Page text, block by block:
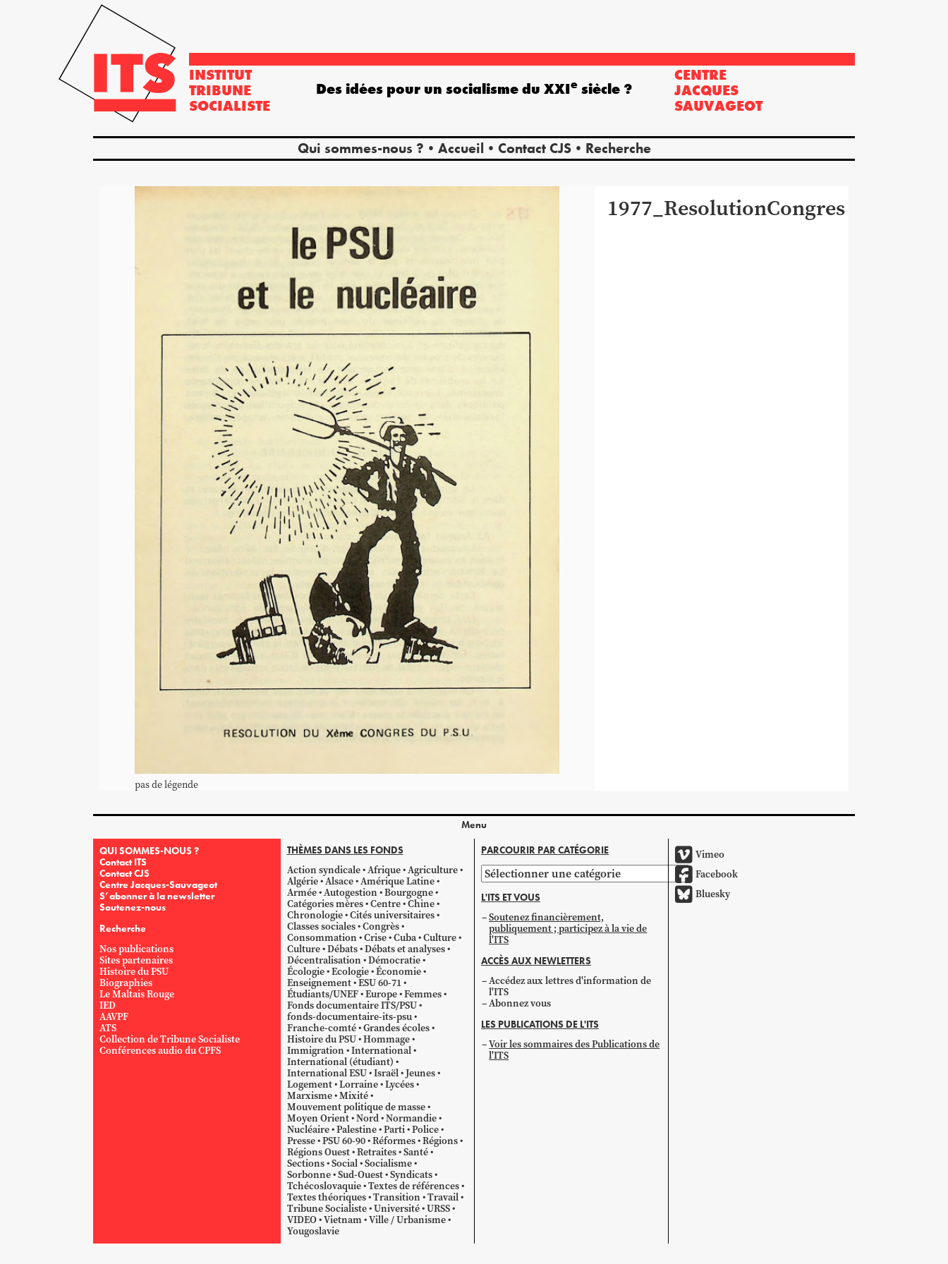
INSTITUT
TRIBUNE
SOCIALISTE
CENTRE
JACQUES
SAUVAGEOT
Qui sommes-nous ? Accueil Contact CJS Recherche
Des idées pour un socialisme du XXIe siècle ?
1977_ResolutionCongres
pas de légende
Menu
QUI SOMMES-NOUS ?
Contact ITS
Contact CJS
Centre Jacques-Sauvageot
S’abonner à la newsletter
Soutenez-nous
Recherche
Nos publications
Sites partenaires
Histoire du PSU
Biographies
Le Maltais Rouge
IED
AAVPF
ATS
Collection de Tribune Socialiste
Conférences audio du CPFS
THÈMES DANS LES FONDS
Action syndicale Afrique Agriculture
Algérie Alsace Amérique Latine
Armée Autogestion Bourgogne
Catégories mères Centre Chine
Chronologie Cités universitaires
Classes sociales Congrès
Consommation Crise Cuba Culture
Culture Débats Débats et analyses
Décentralisation Démocratie
Écologie Ecologie Économie
Enseignement ESU 60-71
Étudiants/UNEF Europe Femmes
Fonds documentaire ITS/PSU
fonds-documentaire-its-psu
Franche-comté Grandes écoles
Histoire du PSU Hommage
Immigration International
International (étudiant)
International ESU Israël Jeunes
Logement Lorraine Lycées
Marxisme Mixité
Mouvement politique de masse
Moyen Orient Nord Normandie
Nucléaire Palestine Parti Police
Presse PSU 60-90 Réformes Régions
Régions Ouest Retraites Santé
Sections Social Socialisme
Sorbonne Sud-Ouest Syndicats
Tchécoslovaquie Textes de références
Textes théoriques Transition Travail
Tribune Socialiste Université URSS
VIDEO Vietnam Ville / Urbanisme
Yougoslavie
PARCOURIR PAR CATÉGORIE
Parcourir
par
catégorie
L'ITS ET VOUS
Soutenez financièrement,
publiquement ; participez à la vie de
l'ITS
ACCÈS AUX NEWLETTERS
Accédez aux lettres d'information de
l'ITS
Abonnez vous
LES PUBLICATIONS DE L'ITS
Voir les sommaires des Publications de
l'ITS
Vimeo
Facebook
Bluesky